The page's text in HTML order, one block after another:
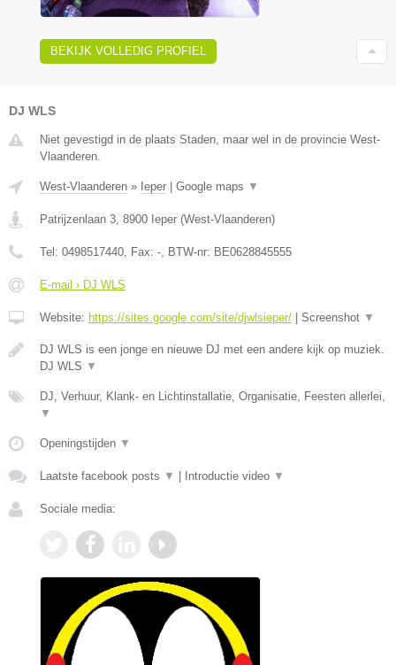
BEKIJK VOLLEDIG PROFIEL
DJ WLS
Niet gevestigd in de plaats Staden, maar wel in de provincie West-
Vlaanderen.
West-Vlaanderen » Ieper Google maps ▼
Patrijzenlaan 3, 8900 Ieper (West-Vlaanderen)
Tel: 0498517440, Fax: -, BTW-nr: BE0628845555
E-mail › DJ WLS
Website: https://sites.google.com/site/djwlsieper/ Screenshot ▼
DJ WLS is een jonge en nieuwe DJ met een andere kijk op muziek.
DJ WLS ▼
DJ, Verhuur, Klank- en Lichtinstallatie, Organisatie, Feesten allerlei,
▼
Openingstijden ▼
Laatste facebook posts ▼ Introductie video ▼
Sociale media: